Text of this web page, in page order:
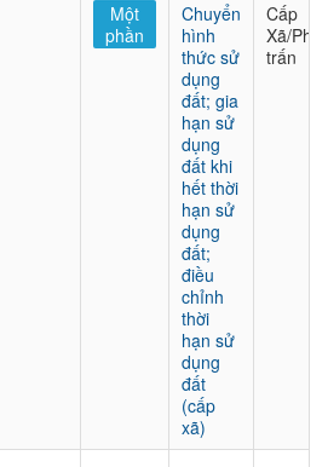
Một
phần
Chuyển
hình
thức sử
dụng
đất; gia
hạn sử
dụng
đất khi
hết thời
hạn sử
dụng
đất;
điều
chỉnh
thời
hạn sử
dụng
đất
(cấp
xã)
Cấp
Xã/
trấn